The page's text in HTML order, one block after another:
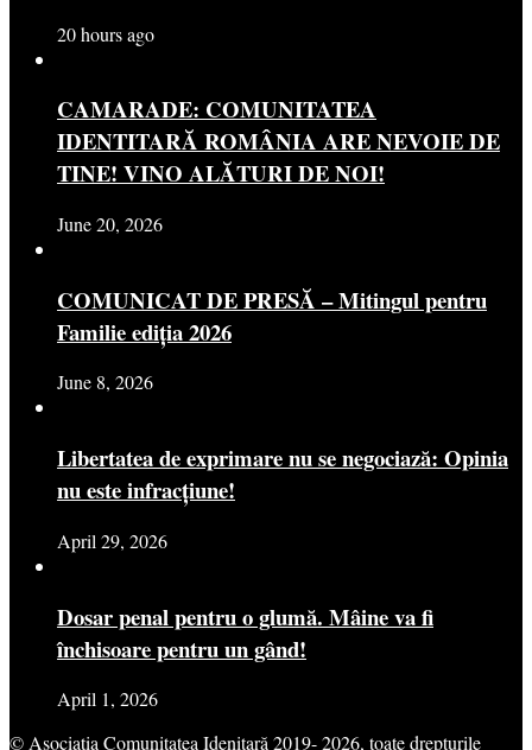
20 hours ago
CAMARADE: COMUNITATEA
IDENTITARĂ ROMÂNIA ARE NEVOIE DE
TINE! VINO ALĂTURI DE NOI!
June 20, 2026
COMUNICAT DE PRESĂ – Mitingul pentru
Familie ediția 2026
June 8, 2026
Libertatea de exprimare nu se negociază: Opinia
nu este infracțiune!
April 29, 2026
Dosar penal pentru o glumă. Mâine va fi
închisoare pentru un gând!
April 1, 2026
© Asociația Comunitatea Idenitară 2019- 2026, toate drepturile